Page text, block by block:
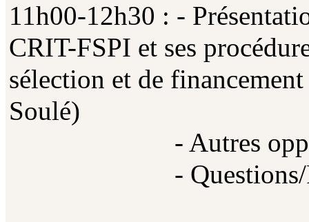
11h00-12h30 : -
CRIT-FSPI et ses
sélection et de
Soulé)
- Autres
- Questions/